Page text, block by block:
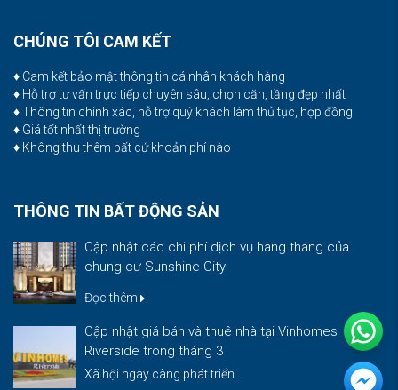
CHÚNG TÔI CAM KẾT
♦ Cam kết bảo mật thông tin cá nhân khách hàng
♦ Hỗ trợ tư vấn trực tiếp chuyên sâu, chọn căn, tầng đẹp nhất
♦ Thông tin chính xác, hỗ trợ quý khách làm thủ tục, hợp đồng
♦ Giá tốt nhất thị trường
♦ Không thu thêm bất cứ khoản phí nào
THÔNG TIN BẤT ĐỘNG SẢN
Cập nhật các chi phí dịch vụ hàng tháng của
chung cư Sunshine City
Đọc thêm
Cập nhật giá bán và thuê nhà tại Vinhomes
Riverside trong tháng 3
Xã hội ngày càng phát triển...